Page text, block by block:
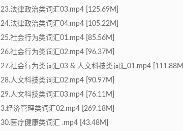
23.法律政治类词汇03.mp4 [125.69M]
24.法律政治类词汇04.mp4 [105.22M]
25.社会行为类词汇01.mp4 [85.56M]
26.社会行为类词汇02.mp4 [96.37M]
27.社会行为类词汇03 & 人文科技类词汇01.mp4 [111.88M]
28.人文科技类词汇02.mp4 [90.97M]
29.人文科技类词汇03.mp4 [76.11M]
3.经济管理类词汇02.mp4 [269.18M]
30.医疗健康类词汇 .mp4 [43.48M]